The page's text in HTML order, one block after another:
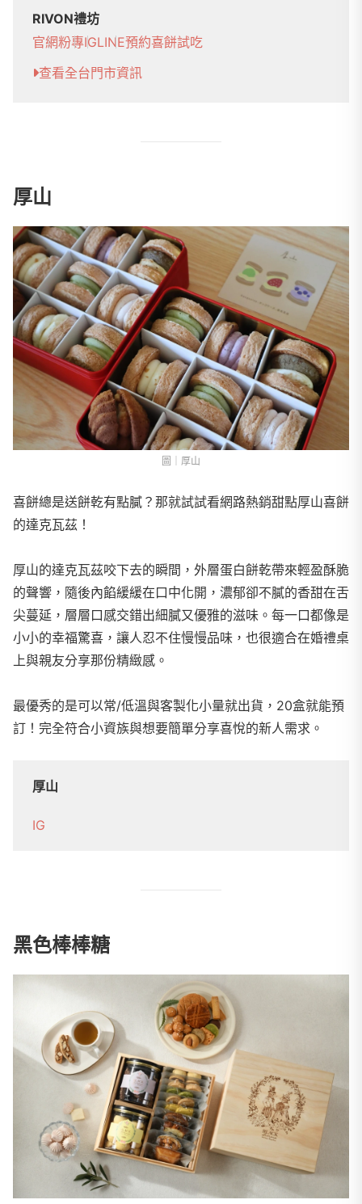
RIVON禮坊
官網粉專IGLINE預約喜餅試吃
查看全台門市資訊
厚山
圖｜厚山
喜餅總是送餅乾有點膩？那就試試看網路熱銷甜點厚山喜餅
的達克瓦茲！
厚山的達克瓦茲咬下去的瞬間，外層蛋白餅乾帶來輕盈酥脆
的聲響，隨後內餡緩緩在口中化開，濃郁卻不膩的香甜在舌
尖蔓延，層層口感交錯出細膩又優雅的滋味。每一口都像是
小小的幸福驚喜，讓人忍不住慢慢品味，也很適合在婚禮桌
上與親友分享那份精緻感。
最優秀的是可以常/低溫與客製化小量就出貨，20盒就能預
訂！完全符合小資族與想要簡單分享喜悅的新人需求。
厚山
IG
黑色棒棒糖